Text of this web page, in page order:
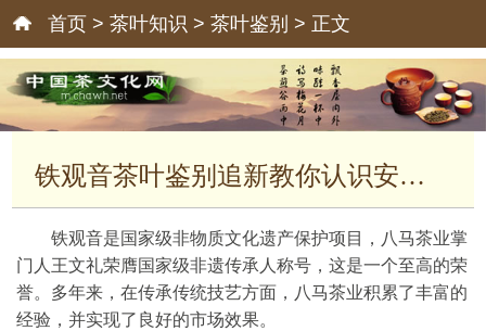
首页 > 茶叶知识 > 茶叶鉴别 > 正文
铁观音茶叶鉴别追新教你认识安溪茶叶
铁观音是国家级非物质文化遗产保护项目，八马茶业掌
门人王文礼荣膺国家级非遗传承人称号，这是一个至高的荣
誉。多年来，在传承传统技艺方面，八马茶业积累了丰富的
经验，并实现了良好的市场效果。